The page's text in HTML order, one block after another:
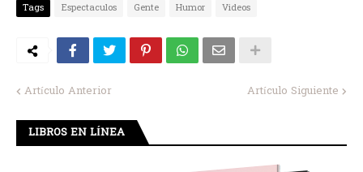
Tags Espectaculos Gente Humor Videos
Artículo Anterior Artículo Siguiente
LIBROS EN LÍNEA